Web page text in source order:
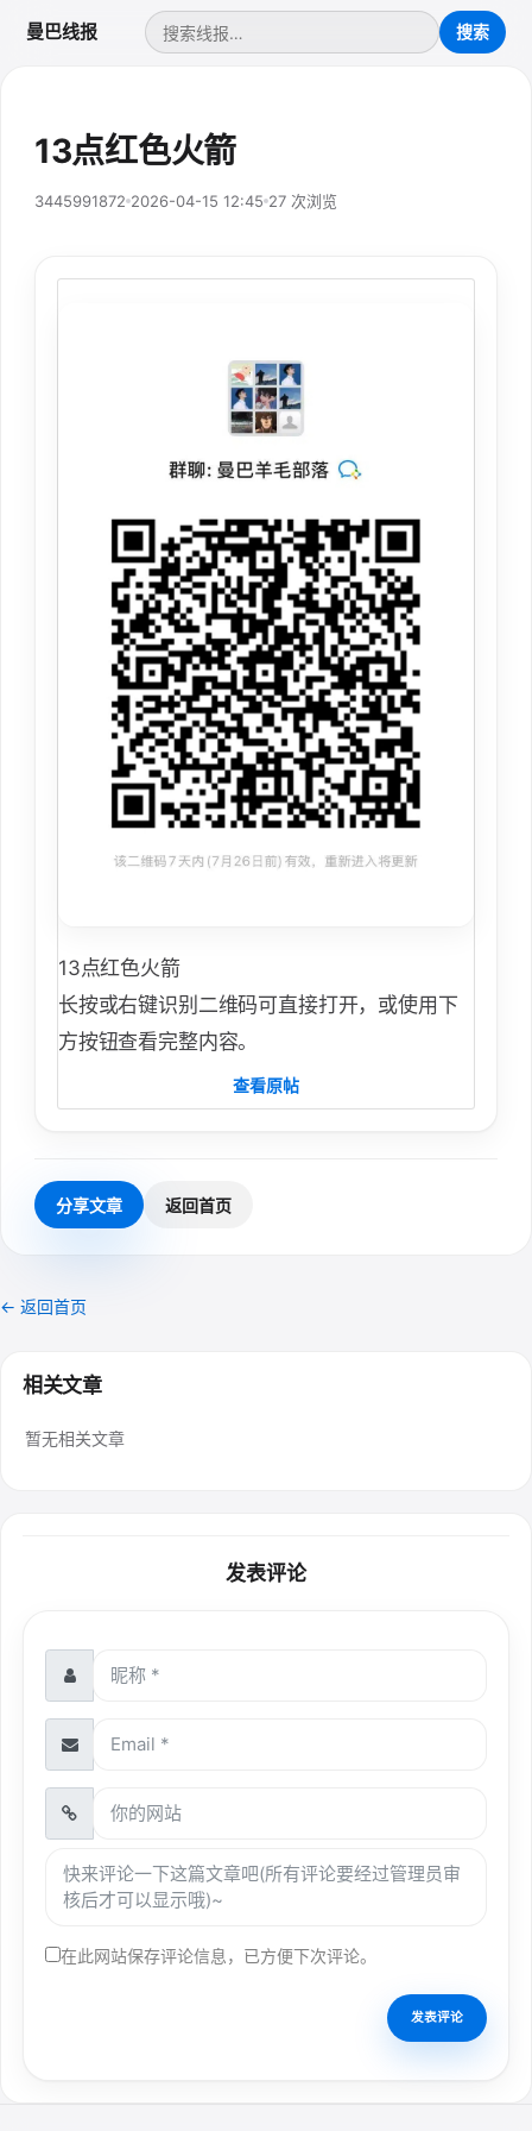
曼巴线报
13点红色火箭
3445991872 2026-04-15 12:45 27 次浏览
13点红色火箭
长按或右键识别二维码可直接打开，或使用下
方按钮查看完整内容。
查看原帖
分享文章 返回首页
← 返回首页
相关文章
暂无相关文章
发表评论
在此网站保存评论信息，已方便下次评论。